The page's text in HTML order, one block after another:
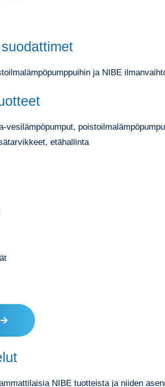
ja NIBE
vesilämpöpumput,
etähallinta
NIBE tuotteista ja niiden